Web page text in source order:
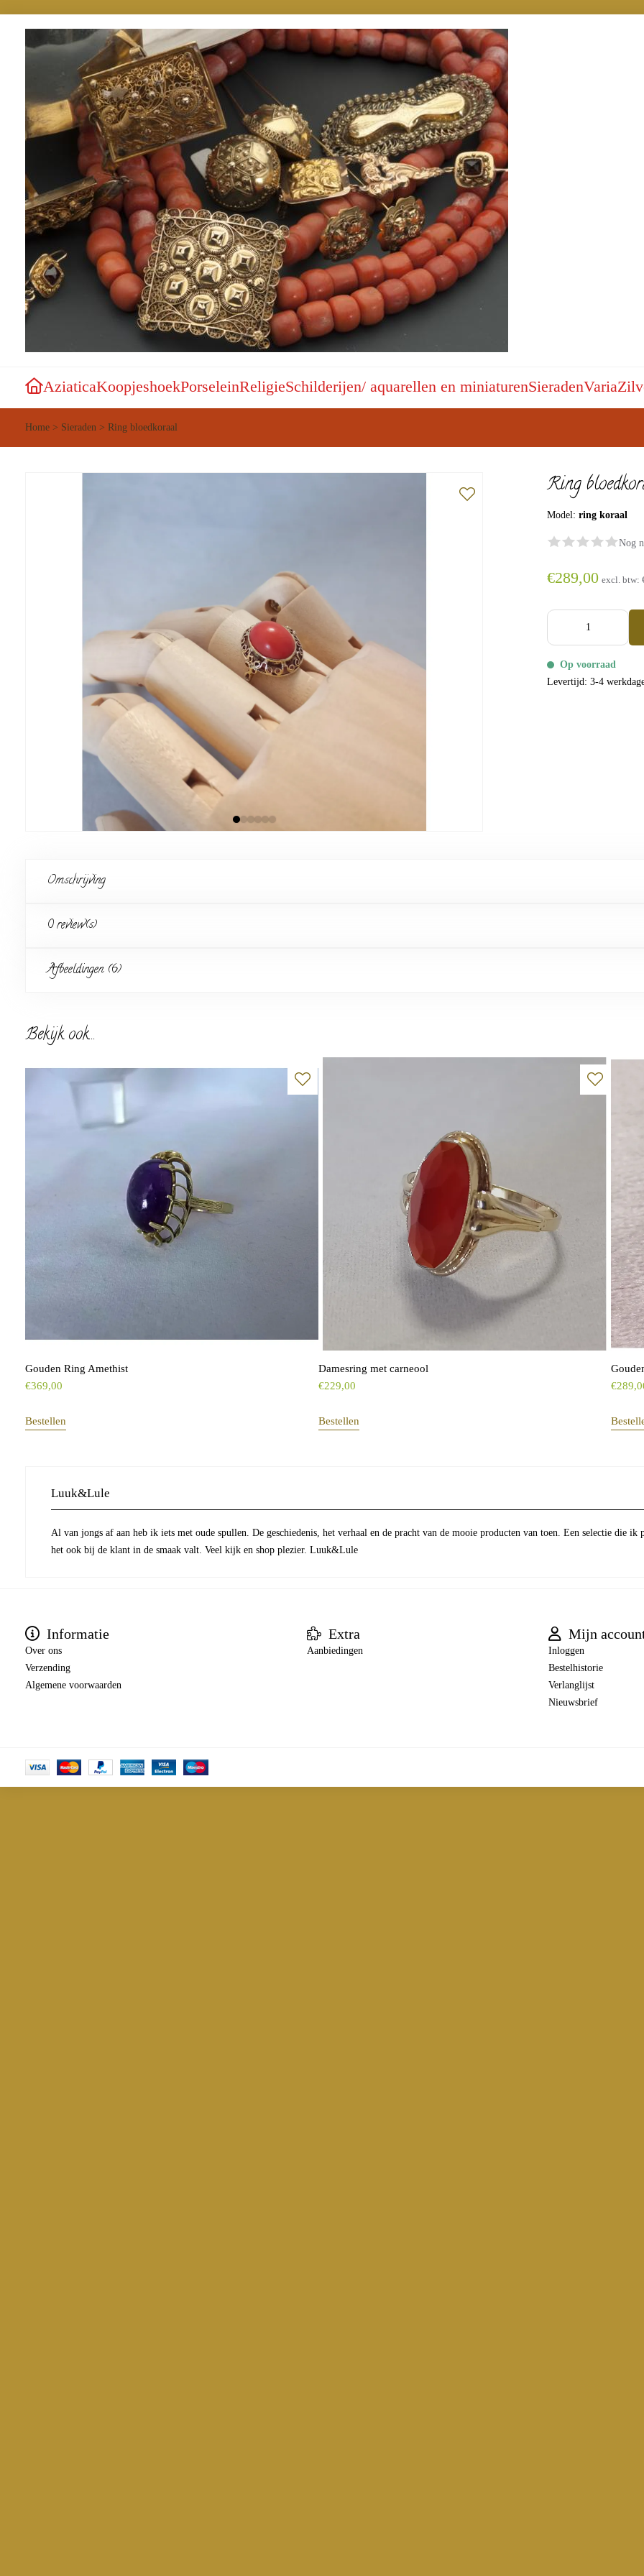
AziaticaKoopjeshoekPorseleinReligieSchilderijen/ aquarellen en miniaturenSieradenVaria
Home > Sieraden > Ring bloedkoraal
Ring
Model:ring koraal
Nog
€289,00 excl. btw:
Op voorraad
Levertijd: 3-4
Omschrijving
0 review(s)
Afbeeldingen (6)
Bekijk ook...
Gouden Ring Amethist
€369,00
Bestellen
Damesring met carneool
€229,00
Bestellen
€
Luuk&Lule
Al van jongs af aan heb ik iets met oude spullen. De geschiedenis, het verhaal en de pracht van de mooie producten van toen. Een selectie die
het ook bij de klant in de smaak valt. Veel kijk en shop plezier. Luuk&Lule
Informatie
Over ons
Verzending
Algemene voorwaarden
Extra
Aanbiedingen
Mijn
Inloggen
Bestelhistorie
Verlanglijst
Nieuwsbrief